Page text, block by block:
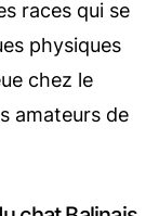
races qui se
physiques
chez le
amateurs de